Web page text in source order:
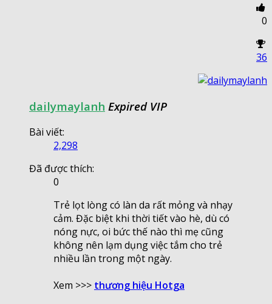
0
36
dailymaylanh Expired VIP
Bài viết:
2,298
Đã được thích:
0
Trẻ lọt lòng có làn da rất mỏng và nhạy
cảm. Đặc biệt khi thời tiết vào hè, dù có
nóng nực, oi bức thế nào thì mẹ cũng
không nên lạm dụng việc tắm cho trẻ
nhiều lần trong một ngày.
Xem >>> thương hiệu Hotga